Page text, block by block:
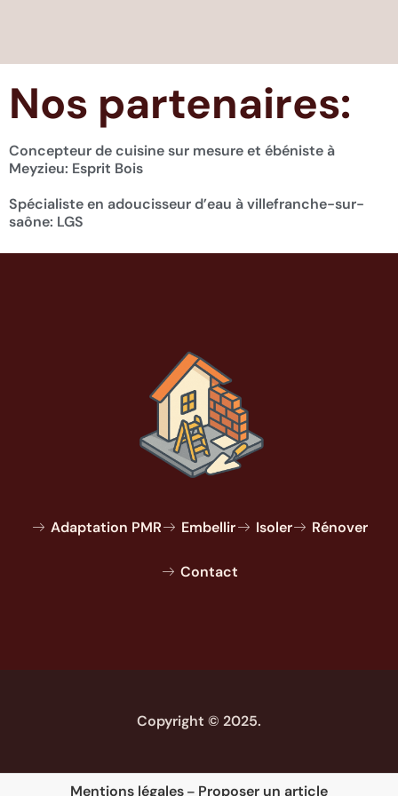
Nos partenaires:
Concepteur de cuisine sur mesure et ébéniste à
Meyzieu: Esprit Bois
Spécialiste en adoucisseur d’eau à villefranche-sur-
saône: LGS
Adaptation PMR Embellir Isoler Rénover
Contact
Copyright © 2025.
Mentions légales – Proposer un article